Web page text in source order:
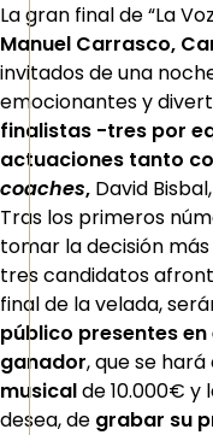
La gran final de “La
Manuel Carrasco,
invitados de una
emocionantes y
finalistas -tres por
actuaciones tanto
coaches, David
Tras los primeros
tomar la decisión
tres candidatos
final de la velada,
público presentes
ganador, que se
musicalde 10.000€ y
desea, de grabar su